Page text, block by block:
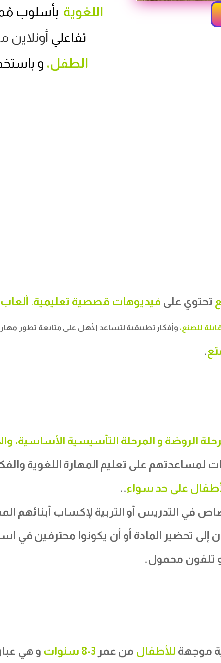
اللغوية بأسلوب
تفاعلي أونلاين
الطفل، و
تحتوي على فيديوهات قصصية تعليمية، ألعاب
للصنع، وأفكار تطبيقية لتساعد الأهل على متابعة تطور
.
الروضة و المرحلة التأسيسية الأساسية،
الأطفال من عمر 3-8 سنوات لمساعدتهم على تعليم المهارة
على حد سواء..
في التدريس أو التربية لإكساب أبنائهم
إلى تحضير المادة أو أن يكونوا محترفين في
تلفون محمول.
موجهة للأطفال من عمر 3-8 سنوات
و هي